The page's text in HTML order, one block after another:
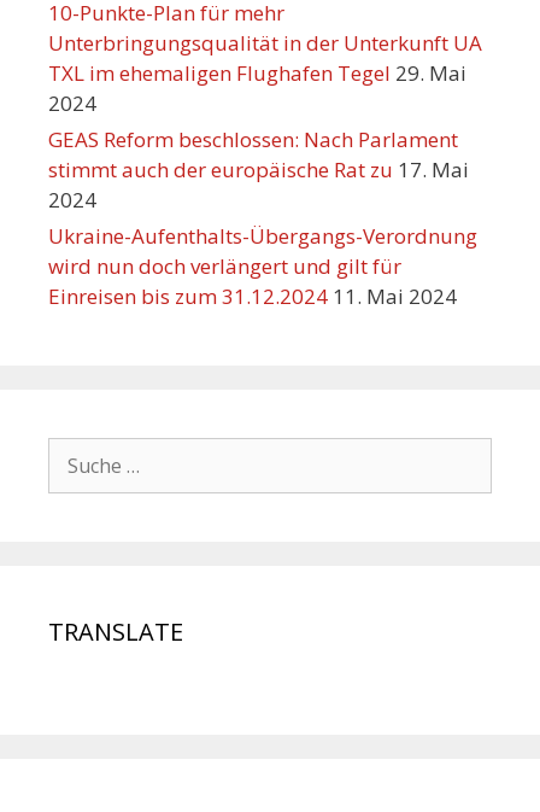
10-Punkte-Plan für mehr
Unterbringungsqualität in der Unterkunft UA
TXL im ehemaligen Flughafen Tegel 29. Mai
2024
GEAS Reform beschlossen: Nach Parlament
stimmt auch der europäische Rat zu 17. Mai
2024
Ukraine-Aufenthalts-Übergangs-Verordnung
wird nun doch verlängert und gilt für
Einreisen bis zum 31.12.2024 11. Mai 2024
TRANSLATE